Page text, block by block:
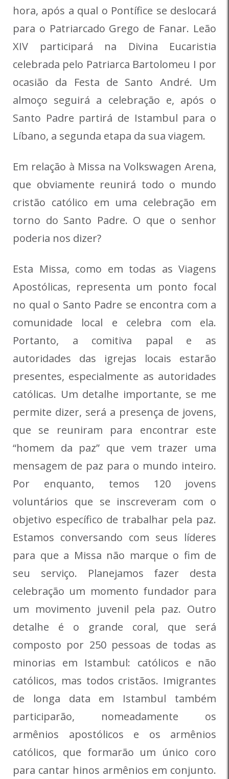
hora, após a qual o Pontífice se deslocará
para o Patriarcado Grego de Fanar. Leão
XIV participará na Divina Eucaristia
celebrada pelo Patriarca Bartolomeu I por
ocasião da Festa de Santo André. Um
almoço seguirá a celebração e, após o
Santo Padre partirá de Istambul para o
Líbano, a segunda etapa da sua viagem.
Em relação à Missa na Volkswagen Arena,
que obviamente reunirá todo o mundo
cristão católico em uma celebração em
torno do Santo Padre. O que o senhor
poderia nos dizer?
Esta Missa, como em todas as Viagens
Apostólicas, representa um ponto focal
no qual o Santo Padre se encontra com a
comunidade local e celebra com ela.
Portanto, a comitiva papal e as
autoridades das igrejas locais estarão
presentes, especialmente as autoridades
católicas. Um detalhe importante, se me
permite dizer, será a presença de jovens,
que se reuniram para encontrar este
“homem da paz” que vem trazer uma
mensagem de paz para o mundo inteiro.
Por enquanto, temos 120 jovens
voluntários que se inscreveram com o
objetivo específico de trabalhar pela paz.
Estamos conversando com seus líderes
para que a Missa não marque o fim de
seu serviço. Planejamos fazer desta
celebração um momento fundador para
um movimento juvenil pela paz. Outro
detalhe é o grande coral, que será
composto por 250 pessoas de todas as
minorias em Istambul: católicos e não
católicos, mas todos cristãos. Imigrantes
de longa data em Istambul também
participarão, nomeadamente os
armênios apostólicos e os armênios
católicos, que formarão um único coro
para cantar hinos armênios em conjunto.